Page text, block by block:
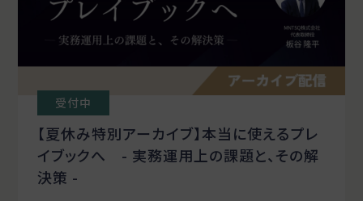
受付中
【夏休み特別アーカイブ】本当に使えるプレ
イブックへ - 実務運用上の課題と、その解
決策 -